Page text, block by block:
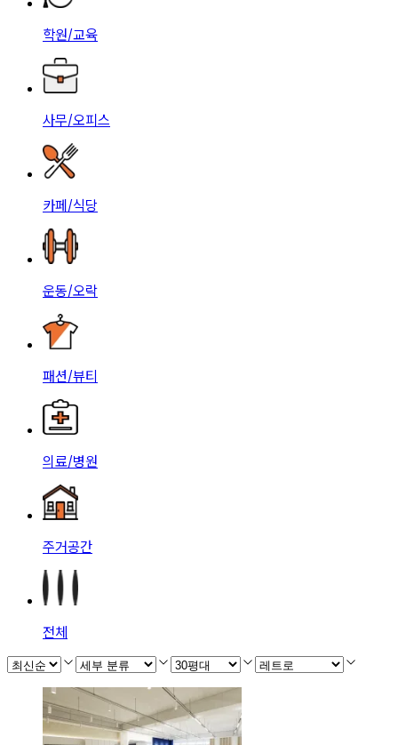
학원/교육
사무/오피스
카페/식당
운동/오락
패션/뷰티
의료/병원
주거공간
전체